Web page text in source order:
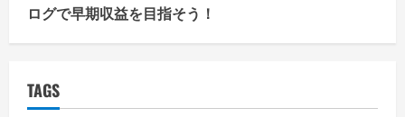
ログで早期収益を目指そう！
TAGS